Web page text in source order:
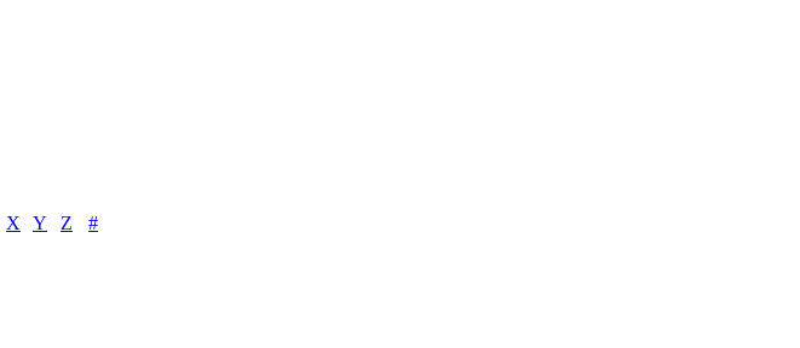
X Y Z #